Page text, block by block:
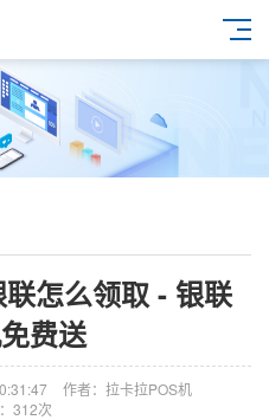
怎么领取 - 银联
费送
作者：拉卡拉POS机
312次